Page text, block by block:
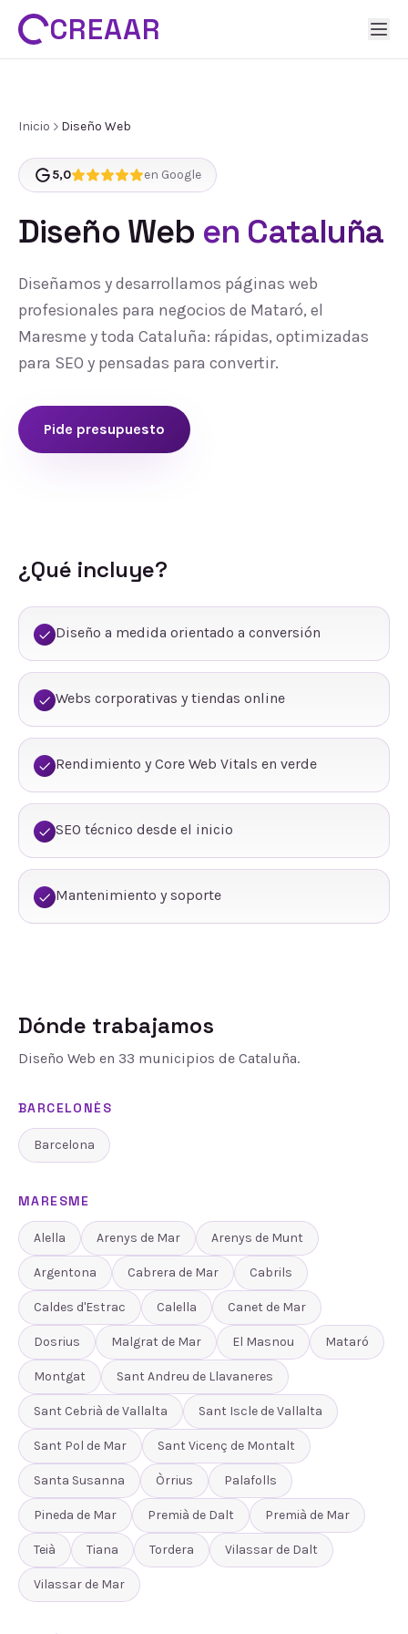
CREAAR
Inicio Diseño Web
5,0 en Google
Diseño Web en Cataluña
Diseñamos y desarrollamos páginas web
profesionales para negocios de Mataró, el
Maresme y toda Cataluña: rápidas, optimizadas
para SEO y pensadas para convertir.
Pide presupuesto
¿Qué incluye?
Diseño a medida orientado a conversión
Webs corporativas y tiendas online
Rendimiento y Core Web Vitals en verde
SEO técnico desde el inicio
Mantenimiento y soporte
Dónde trabajamos
Diseño Web en 33 municipios de Cataluña.
BARCELONÈS
Barcelona
MARESME
Alella Arenys de Mar Arenys de Munt
Argentona Cabrera de Mar Cabrils
Caldes d'Estrac Calella Canet de Mar
Dosrius Malgrat de Mar El Masnou Mataró
Montgat Sant Andreu de Llavaneres
Sant Cebrià de Vallalta Sant Iscle de Vallalta
Sant Pol de Mar Sant Vicenç de Montalt
Santa Susanna Òrrius Palafolls
Pineda de Mar Premià de Dalt Premià de Mar
Teià Tiana Tordera Vilassar de Dalt
Vilassar de Mar